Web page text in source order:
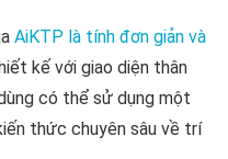
AiKTP là tính đơn giản và
kế với giao diện thân
có thể sử dụng một
thức chuyên sâu về trí